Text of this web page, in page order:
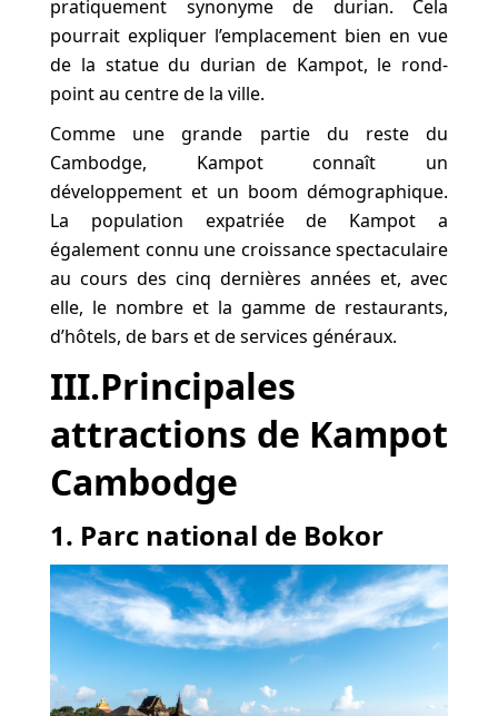
pratiquement synonyme de durian. Cela
pourrait expliquer l’emplacement bien en vue
de la statue du durian de Kampot, le rond-
point au centre de la ville.
Comme une grande partie du reste du
Cambodge, Kampot connaît un
développement et un boom démographique.
La population expatriée de Kampot a
également connu une croissance spectaculaire
au cours des cinq dernières années et, avec
elle, le nombre et la gamme de restaurants,
d’hôtels, de bars et de services généraux.
III.Principales
attractions de Kampot
Cambodge
1. Parc national de Bokor